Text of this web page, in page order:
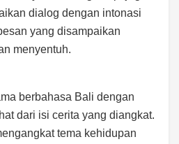
dialog dengan intonasi
yang disampaikan
menyentuh.
berbahasa Bali dengan
dari isi cerita yang diangkat.
tema kehidupan